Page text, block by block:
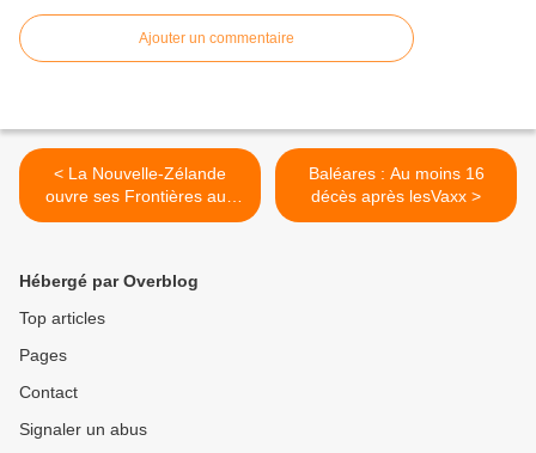
Ajouter un commentaire
< La Nouvelle-Zélande
ouvre ses Frontières aux
Non-Vaxx
Baléares : Au moins 16
décès après lesVaxx >
Hébergé par Overblog
Top articles
Pages
Contact
Signaler un abus